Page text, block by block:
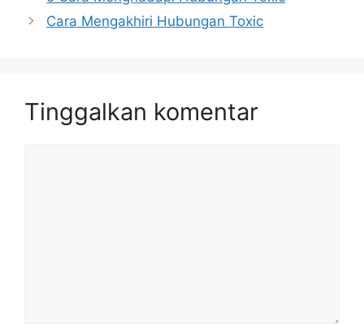
Cara Mengakhiri Hubungan Toxic
Tinggalkan komentar